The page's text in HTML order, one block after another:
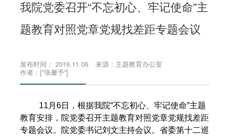
我院党委召开“不忘初心、牢记使命”主
题教育对照党章党规找差距专题会议
发布时间： 2019.11.06
来源：主题教育办公室
作者：["张馨予"]
11月6日，根据我院“不忘初心、牢记使命”主题
教育安排，院党委召开主题教育对照党章党规找差距
专题会议。院党委书记刘文主持会议。省委第十二巡